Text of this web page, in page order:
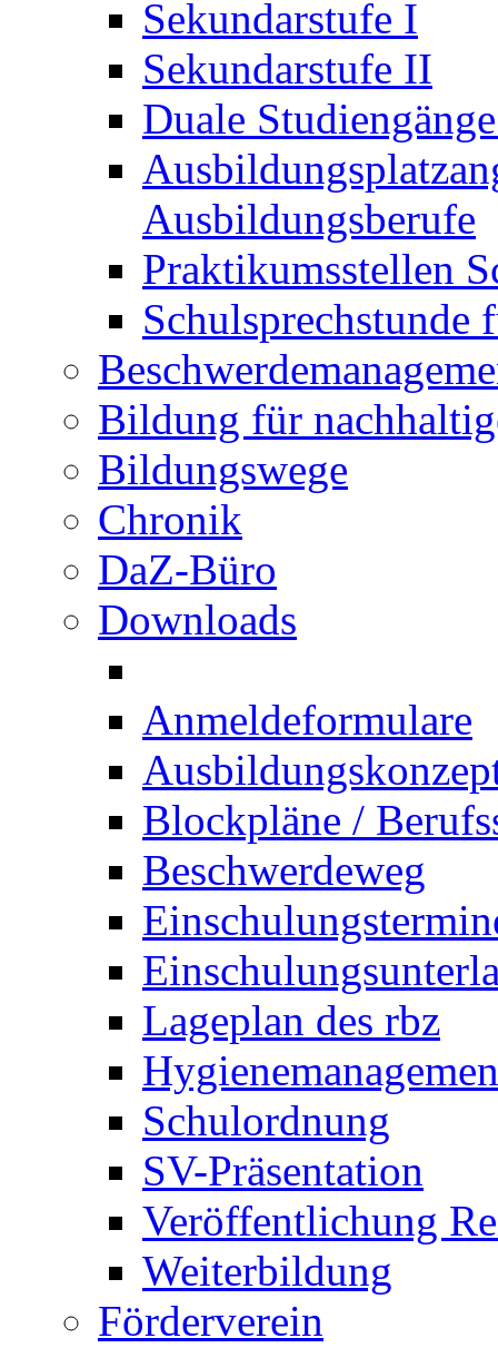
Sekundarstufe I
Sekundarstufe II
Duale
Ausbildungsberufe
Praktikumsstellen
Schulsprechstunde
Bildung für
Bildungswege
Chronik
DaZ-Büro
Downloads
Anmeldeformulare
Blockpläne /
Beschwerdeweg
Lageplan des rbz
Schulordnung
SV-Präsentation
Veröffentlichung
Weiterbildung
Förderverein